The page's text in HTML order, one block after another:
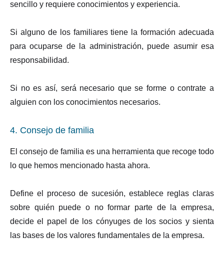
sencillo y requiere conocimientos y experiencia.
Si alguno de los familiares tiene la formación adecuada
para ocuparse de la administración, puede asumir esa
responsabilidad.
Si no es así, será necesario que se forme o contrate a
alguien con los conocimientos necesarios.
4. Consejo de familia
El consejo de familia es una herramienta que recoge todo
lo que hemos mencionado hasta ahora.
Define el proceso de sucesión, establece reglas claras
sobre quién puede o no formar parte de la empresa,
decide el papel de los cónyuges de los socios y sienta
las bases de los valores fundamentales de la empresa.